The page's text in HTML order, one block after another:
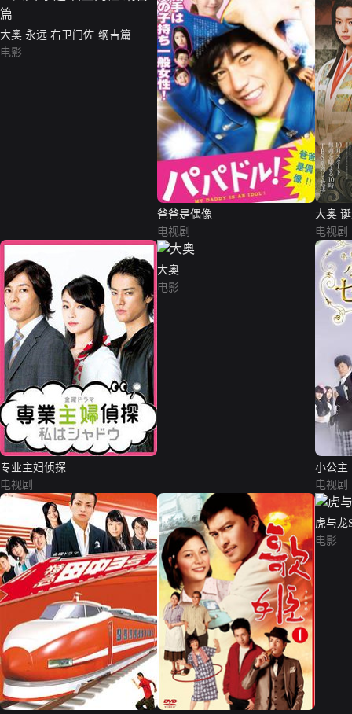
大奥 永远 右卫门佐·纲吉篇
电影
爸爸是偶像
电视剧
大奥
电视剧
专业主妇侦探
电视剧
大奥
电影
小公主
电视剧
虎与龙
电影